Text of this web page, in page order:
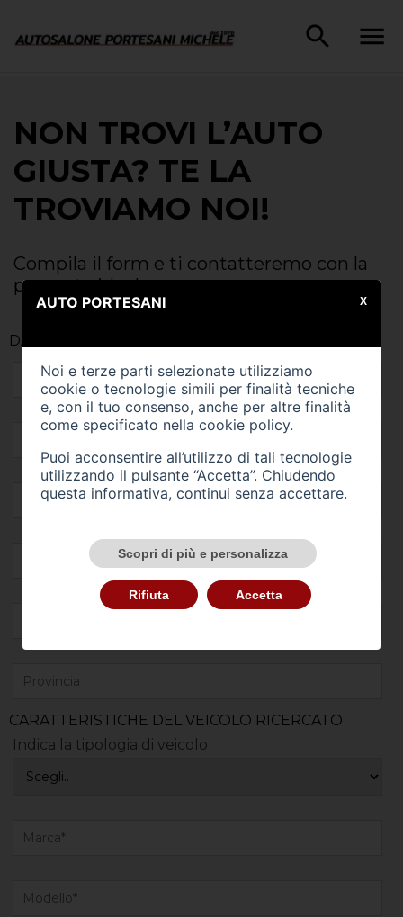
NON TROVI L’AUTO
GIUSTA? TE LA
TROVIAMO NOI!
Compila il form e ti contatteremo con la
proposta ideale
DATI DEL CLIENTE
CARATTERISTICHE DEL VEICOLO RICERCATO
Indica la tipologia di veicolo
AUTO PORTESANI
Noi e terze parti selezionate utilizziamo
cookie o tecnologie simili per finalità tecniche
e, con il tuo consenso, anche per altre finalità
come specificato nella cookie policy.
Puoi acconsentire all’utilizzo di tali tecnologie
utilizzando il pulsante “Accetta”. Chiudendo
questa informativa, continui senza accettare.
Scopri di più e personalizza
Rifiuta Accetta
X